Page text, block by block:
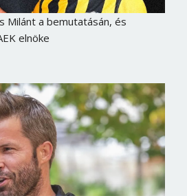
Milánt a bemutatásán, és
elnöke